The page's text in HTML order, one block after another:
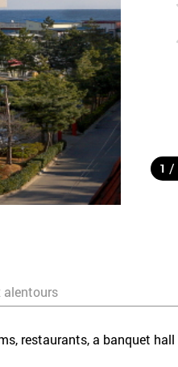
1 /
alentours
restaurants, a banquet